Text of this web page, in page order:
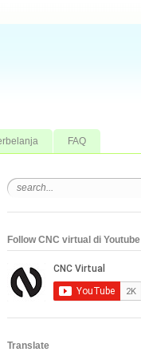
FAQ
Follow CNC virtual di Youtube
Translate